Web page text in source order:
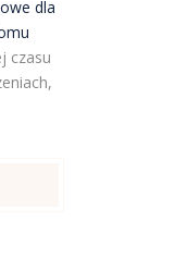
dla
czasu